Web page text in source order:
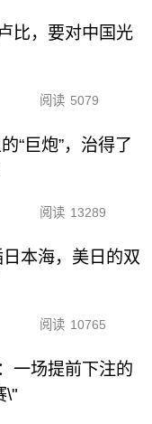
比，要对中国光
阅读 5079
“巨炮”，治得了
阅读 13289
本海，美日的双
阅读 10765
一场提前下注的
\"